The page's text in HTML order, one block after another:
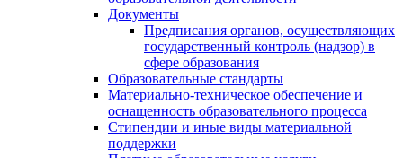
Документы
Предписания органов, осуществляющих
государственный контроль (надзор) в
сфере образования
Образовательные стандарты
Материально-техническое обеспечение и
оснащенность образовательного процесса
Стипендии и иные виды материальной
поддержки